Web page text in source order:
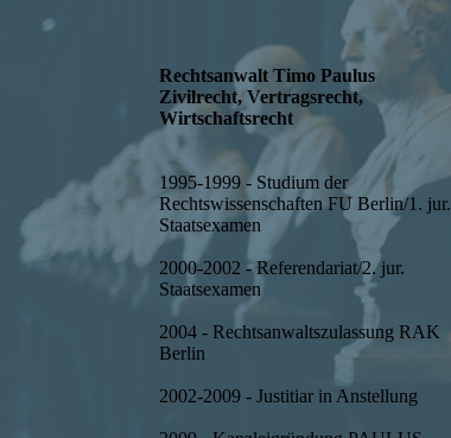
Rechtsanwalt Timo Paulus
Zivilrecht, Vertragsrecht,
Wirtschaftsrecht
1995-1999 - Studium der
Rechtswissenschaften FU Berlin/1. jur.
Staatsexamen
2000-2002 - Referendariat/2. jur.
Staatsexamen
2004 - Rechtsanwaltszulassung RAK
Berlin
2002-2009 - Justitiar in Anstellung